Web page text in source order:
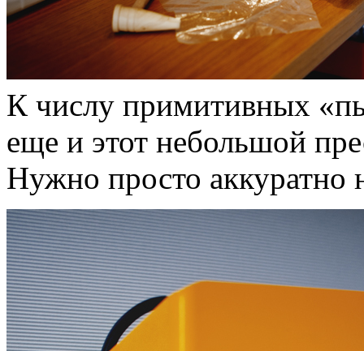
К числу примитивных
еще и этот небольшой
Нужно просто аккуратно